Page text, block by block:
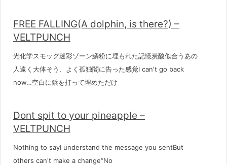
FREE FALLING(A dolphin, is there?) –
VELTPUNCH
光化学スモッグ迷彩ゾーン鱗粉に埋もれた記憶炭酸似合うあの
人遠く大体そう、よく孤独闇に告った感覚I can't go back
now…空白に鋲を打って埋めただけ
Dont spit to your pineapple –
VELTPUNCH
Nothing to sayI understand the message you sentBut
others can't make a change“No